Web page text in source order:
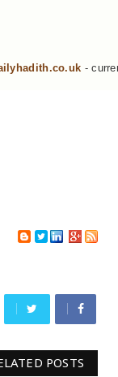
-
POSTS